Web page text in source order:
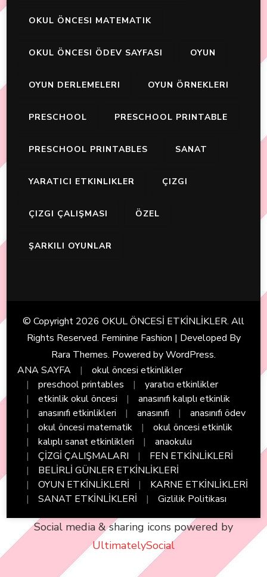
OKUL ÖNCESI MATEMATIK
OKUL ÖNCESI ÖDEV SAYFASI OYUN
OYUN DERLEMELERI OYUN ÖRNEKLERI
PRESCHOOL PRESCHOOL PRINTABLE
PRESCHOOL PRINTABLES SANAT
YARATICI ETKINLIKLER ÇIZGI
ÇIZGI ÇALIŞMASI ÖZEL
ŞARKILI OYUNLAR
© Copyright 2026 OKUL ÖNCESİ ETKİNLİKLER. All
Rights Reserved. Feminine Fashion | Developed By
Rara Themes. Powered byWordPress.
ANA SAYFA
okul öncesi etkinlikler
preschool printables
yaratıcı etkinlikler
etkinlik okul öncesi
anasınıfı kalıplı etkinlik
anasınıfı etkinlikleri
anasınıfı
anasınıfı ödev
okul öncesi matematik
okul öncesi etkinlik
kalıplı sanat etkinlikleri
anaokulu
ÇİZGİ ÇALIŞMALARI
FEN ETKİNLİKLERİ
BELİRLİ GÜNLER ETKİNLİKLERİ
OYUN ETKİNLİKLERİ
KARNE ETKİNLİKLERİ
SANAT ETKİNLİKLERİ
Gizlilik Politikası
Social media & sharing icons powered by
UltimatelySocial